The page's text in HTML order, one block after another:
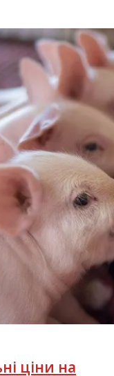
ціни на